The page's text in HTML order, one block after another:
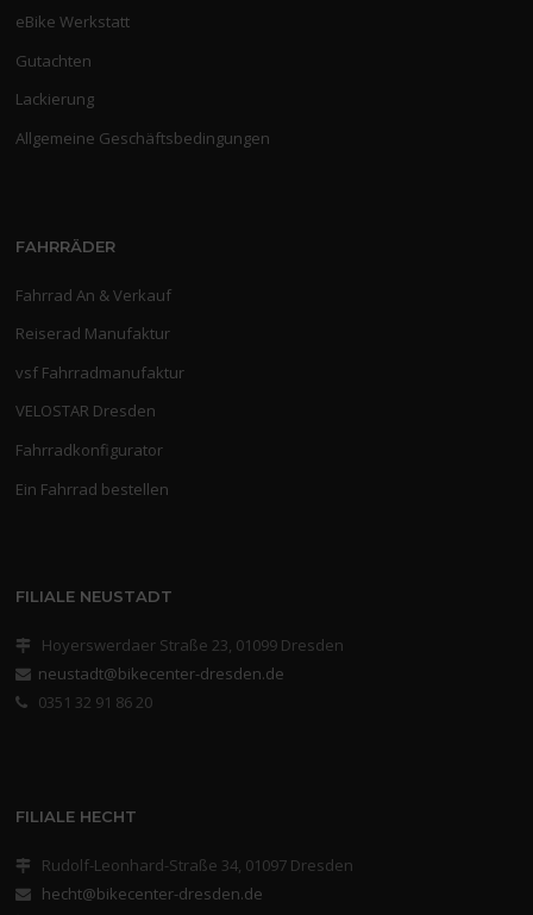
eBike Werkstatt
Gutachten
Lackierung
Allgemeine Geschäftsbedingungen
FAHRRÄDER
Fahrrad An & Verkauf
Reiserad Manufaktur
vsf Fahrradmanufaktur
VELOSTAR Dresden
Fahrradkonfigurator
Ein Fahrrad bestellen
FILIALE NEUSTADT
Hoyerswerdaer Straße 23, 01099 Dresden
neustadt@bikecenter-dresden.de
0351 32 91 86 20
FILIALE HECHT
Rudolf-Leonhard-Straße 34, 01097 Dresden
hecht@bikecenter-dresden.de